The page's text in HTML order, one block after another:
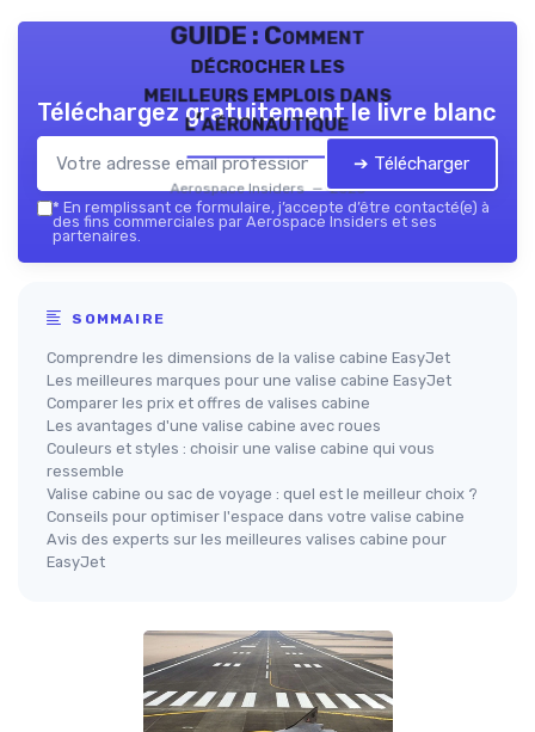
GUIDE : Comment
décrocher les
meilleurs emplois dans
l’aéronautique
Aerospace Insiders — 2026
Téléchargez gratuitement le livre blanc
➔ Télécharger
* En remplissant ce formulaire, j’accepte d’être contacté(e) à
des fins commerciales par Aerospace Insiders et ses
partenaires.
SOMMAIRE
Comprendre les dimensions de la valise cabine EasyJet
Les meilleures marques pour une valise cabine EasyJet
Comparer les prix et offres de valises cabine
Les avantages d'une valise cabine avec roues
Couleurs et styles : choisir une valise cabine qui vous
ressemble
Valise cabine ou sac de voyage : quel est le meilleur choix ?
Conseils pour optimiser l'espace dans votre valise cabine
Avis des experts sur les meilleures valises cabine pour
EasyJet